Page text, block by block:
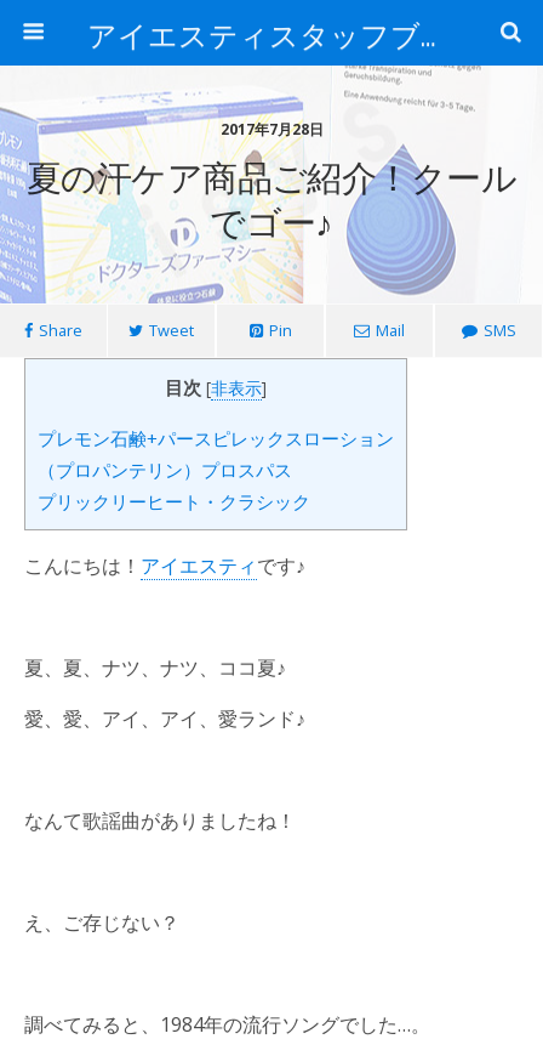
アイエスティスタッフブログ
2017年7月28日
夏の汗ケア商品ご紹介！クール
でゴー♪
Share Tweet Pin Mail SMS
目次 [非表示]
プレモン石鹸+パースピレックスローション
（プロパンテリン）プロスパス
プリックリーヒート・クラシック
こんにちは！ アイエスティです♪
夏、夏、ナツ、ナツ、ココ夏♪
愛、愛、アイ、アイ、愛ランド♪
なんて歌謡曲がありましたね！
え、ご存じない？
調べてみると、1984年の流行ソングでした…。